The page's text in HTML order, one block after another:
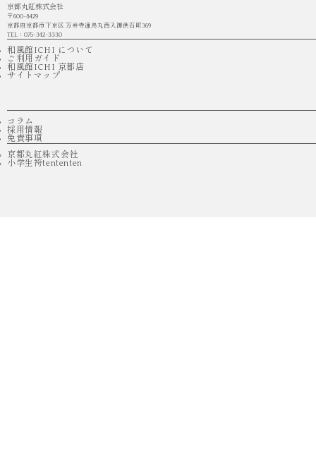
京都丸紅株式会社
〒600-8429
京都府京都市下京区 万寿寺通烏丸西入御供石町369
TEL：075-342-3330
和風館ICHI について
ご利用ガイド
和風館ICHI 京都店
サイトマップ
コラム
採用情報
免責事項
京都丸紅株式会社
小学生袴tententen